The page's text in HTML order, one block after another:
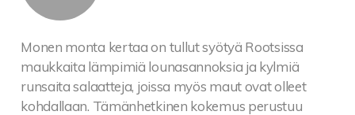
Monen monta kertaa on tullut syötyä Rootsissa
maukkaita lämpimiä lounasannoksia ja kylmiä
runsaita salaatteja, joissa myös maut ovat olleet
kohdallaan. Tämänhetkinen kokemus perustuu